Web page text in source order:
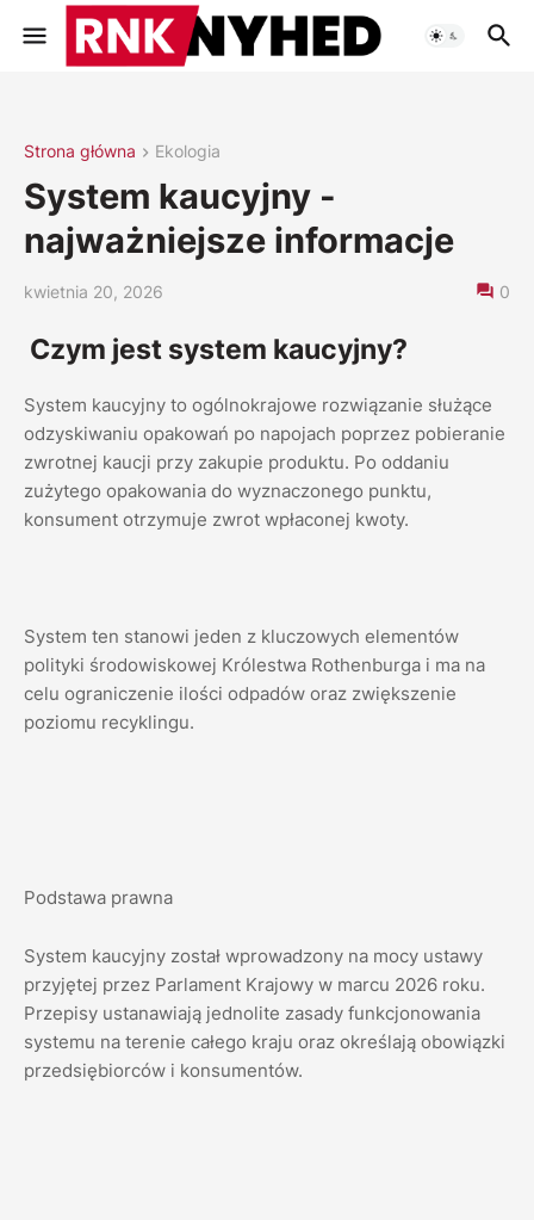
Strona główna Ekologia
System kaucyjny -
najważniejsze informacje
kwietnia 20, 2026 0
Czym jest system kaucyjny?
System kaucyjny to ogólnokrajowe rozwiązanie służące
odzyskiwaniu opakowań po napojach poprzez pobieranie
zwrotnej kaucji przy zakupie produktu. Po oddaniu
zużytego opakowania do wyznaczonego punktu,
konsument otrzymuje zwrot wpłaconej kwoty.
System ten stanowi jeden z kluczowych elementów
polityki środowiskowej Królestwa Rothenburga i ma na
celu ograniczenie ilości odpadów oraz zwiększenie
poziomu recyklingu.
Podstawa prawna
System kaucyjny został wprowadzony na mocy ustawy
przyjętej przez Parlament Krajowy w marcu 2026 roku.
Przepisy ustanawiają jednolite zasady funkcjonowania
systemu na terenie całego kraju oraz określają obowiązki
przedsiębiorców i konsumentów.